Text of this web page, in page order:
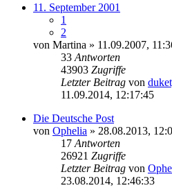
11. September 2001
1
2
von Martina » 11.09.2007,
33 Antworten
43903 Zugriffe
Letzter Beitrag von
11.09.2014, 12:17:45
Die Deutsche Post
von Ophelia » 28.08.2013,
17 Antworten
26921 Zugriffe
Letzter Beitrag von
23.08.2014, 12:46:33